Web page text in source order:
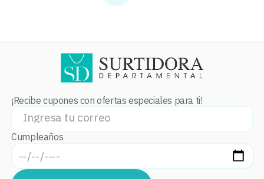
¡Recibe cupones con ofertas especiales para ti!
Cumpleaños